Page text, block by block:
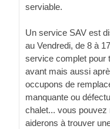
serviable.
Un service SAV est
au Vendredi, de 8 à
service complet pour
avant mais aussi
occupons de
manquante ou
chalet... vous
aiderons à trouver